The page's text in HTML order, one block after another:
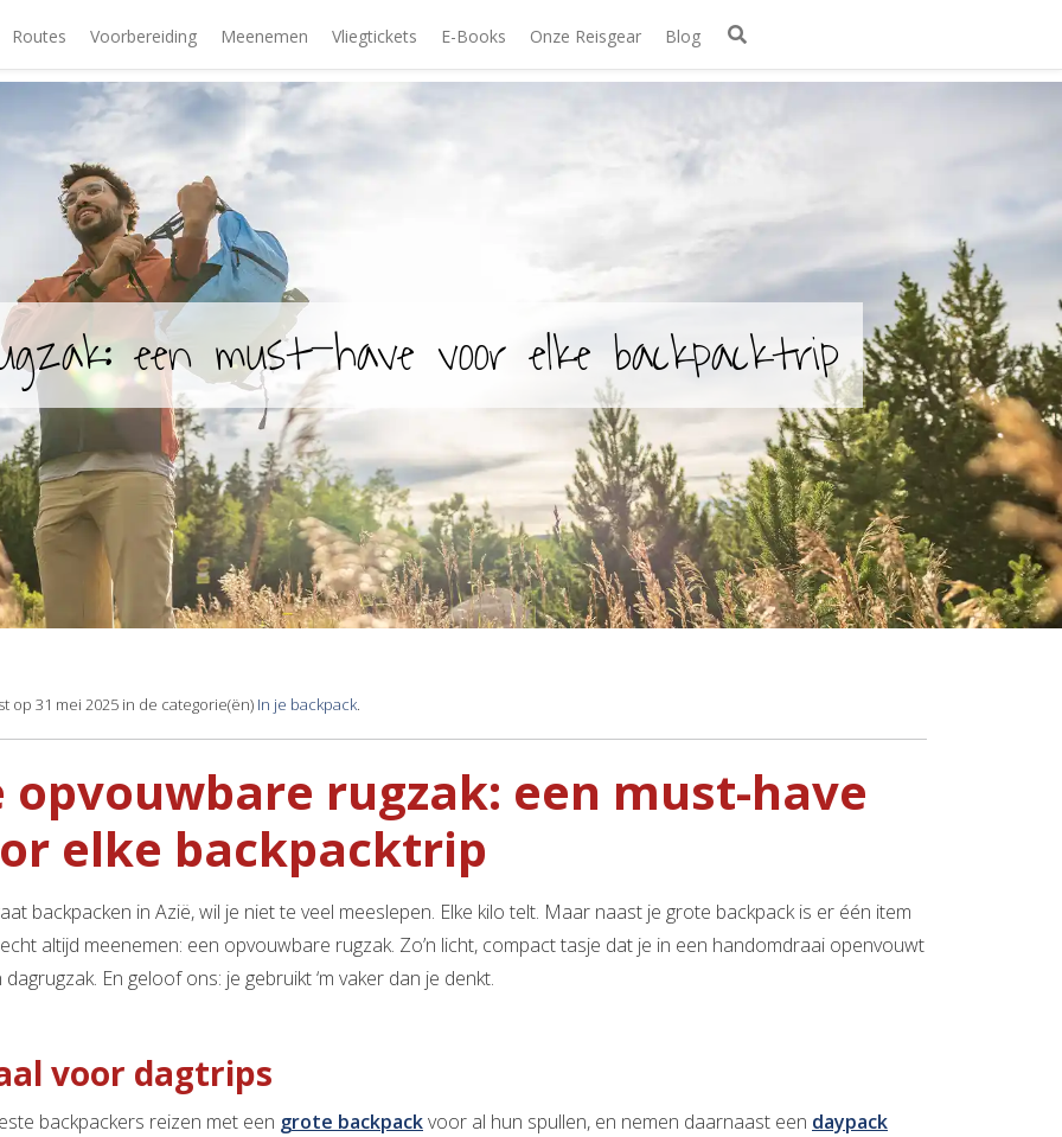
Routes Voorbereiding Meenemen Vliegtickets E-Books Onze Reisgear Blog
een must-have voor elke backpacktrip
op 31 mei 2025 in de categorie(ën) In je backpack.
opvouwbare rugzak: een must-have
elke backpacktrip
backpacken in Azië, wil je niet te veel meeslepen. Elke kilo telt. Maar naast je grote backpack is er één item
altijd meenemen: een opvouwbare rugzak. Zo’n licht, compact tasje dat je in een handomdraai openvouwt
En geloof ons: je gebruikt ‘m vaker dan je denkt.
voor dagtrips
backpackers reizen met een grote backpackvoor al hun spullen, en nemen daarnaast een daypack